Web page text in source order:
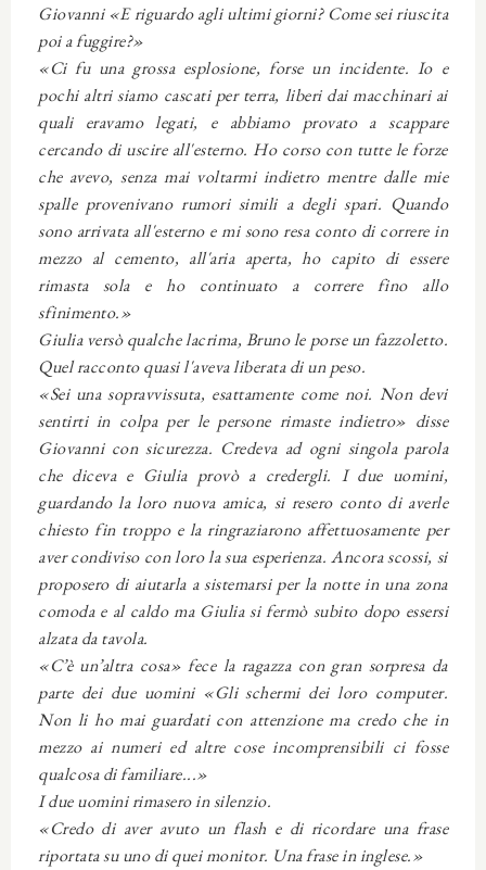
Giovanni «E riguardo agli ultimi giorni? Come sei riuscita
poi a fuggire?»
«Ci fu una grossa esplosione, forse un incidente. Io e
pochi altri siamo cascati per terra, liberi dai macchinari ai
quali eravamo legati, e abbiamo provato a scappare
cercando di uscire all'esterno. Ho corso con tutte le forze
che avevo, senza mai voltarmi indietro mentre dalle mie
spalle provenivano rumori simili a degli spari. Quando
sono arrivata all'esterno e mi sono resa conto di correre in
mezzo al cemento, all'aria aperta, ho capito di essere
rimasta sola e ho continuato a correre fino allo
sfinimento.»
Giulia versò qualche lacrima, Bruno le porse un fazzoletto.
Quel racconto quasi l'aveva liberata di un peso.
«Sei una sopravvissuta, esattamente come noi. Non devi
sentirti in colpa per le persone rimaste indietro» disse
Giovanni con sicurezza. Credeva ad ogni singola parola
che diceva e Giulia provò a credergli. I due uomini,
guardando la loro nuova amica, si resero conto di averle
chiesto fin troppo e la ringraziarono affettuosamente per
aver condiviso con loro la sua esperienza. Ancora scossi, si
proposero di aiutarla a sistemarsi per la notte in una zona
comoda e al caldo ma Giulia si fermò subito dopo essersi
alzata da tavola.
«C’è un’altra cosa» fece la ragazza con gran sorpresa da
parte dei due uomini «Gli schermi dei loro computer.
Non li ho mai guardati con attenzione ma credo che in
mezzo ai numeri ed altre cose incomprensibili ci fosse
qualcosa di familiare...»
I due uomini rimasero in silenzio.
«Credo di aver avuto un flash e di ricordare una frase
riportata su uno di quei monitor. Una frase in inglese.»